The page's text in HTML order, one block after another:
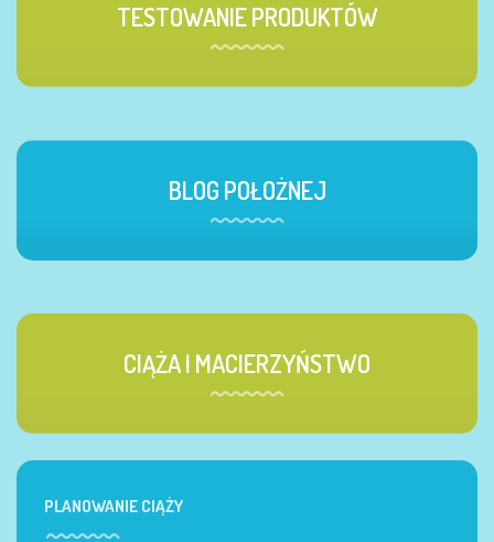
TESTOWANIE PRODUKTÓW
BLOG POŁOŻNEJ
CIĄŻA I MACIERZYŃSTWO
PLANOWANIE CIĄŻY